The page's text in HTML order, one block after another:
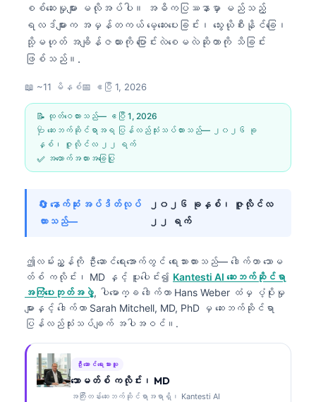
စစ်ဆေးမှုများ မလိုအပ်ပါ။ အဓိကပြဿနာမှာ မည်သည့်
ရလဒ်များက အမှန်တကယ် မေ့ဆေးပေးခြင်း၊ သွေးယိုစီးနိုင်ခြေ၊
သို့မဟုတ် အချိန်ဇယားကို ပြောင်းလဲစေမလဲဆိုတာကို သိခြင်း
ဖြစ်သည်။.
📖 ~11 မိနစ်📅 ဧပြီ 1, 2026
📝 ထုတ်ဝေထားသည်— ဧပြီ 1, 2026
🩺 ဆေးဘက်ဆိုင်ရာအရ ပြန်လည်သုံးသပ်ထားသည်—
၂၀၂၆ ခု
နှစ်၊ ဇူလိုင်လ ၂၂ ရက်
✅ အထောက်အထားအခြေပြု
🔄 နောက်ဆုံး အပ်ဒိတ်လုပ်
ထားသည်—
၂၀၂၆ ခုနှစ်၊ ဇူလိုင်လ
၂၂ ရက်
ဤလမ်းညွှန်ကို ဦးဆောင်ရေးအောက်တွင် ရေးသားထားသည်— ဒေါက်တာ သောမ
တ်စ် ကလိုင်း၊ MD နှင့် ပူးပေါင်း၍ Kantesti AI ဆေးဘက်ဆိုင်ရာ
အကြံပေးဘုတ်အဖွဲ့, ပါမောက္ခ ဒေါက်တာ Hans Weber ထံမှ ပံ့ပိုးမှု
များနှင့် ဒေါက်တာ Sarah Mitchell, MD, PhD မှ ဆေးဘက်ဆိုင်ရာ
ပြန်လည်သုံးသပ်ချက် အပါအဝင်။.
ဦးဆောင်ရေးသားသူ
သောမတ်စ် ကလိုင်း၊ MD
အကြီးတန်းဆေးဘက်ဆိုင်ရာအရာရှိ၊ Kantesti AI